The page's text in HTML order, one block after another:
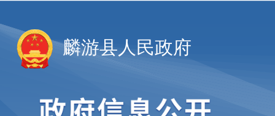
麟游县人民政府